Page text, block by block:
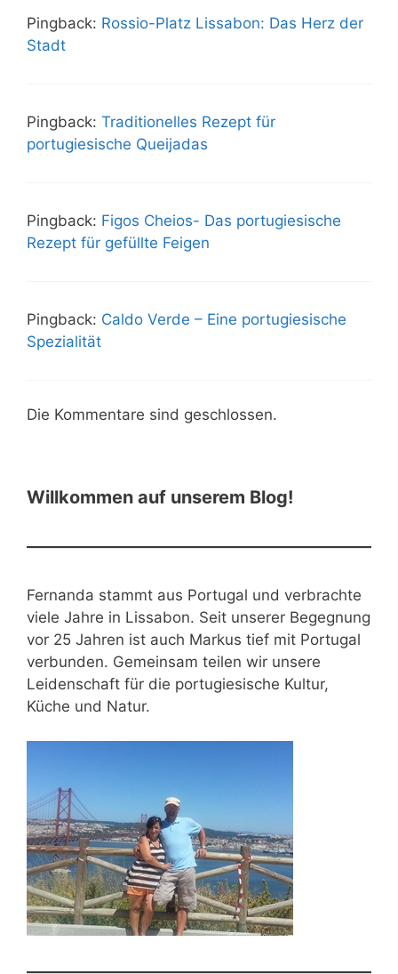
Pingback: Rossio-Platz Lissabon: Das Herz der
Stadt
Pingback: Traditionelles Rezept für
portugiesische Queijadas
Pingback: Figos Cheios- Das portugiesische
Rezept für gefüllte Feigen
Pingback: Caldo Verde – Eine portugiesische
Spezialität
Die Kommentare sind geschlossen.
Willkommen auf unserem Blog!
Fernanda stammt aus Portugal und verbrachte
viele Jahre in Lissabon. Seit unserer Begegnung
vor 25 Jahren ist auch Markus tief mit Portugal
verbunden. Gemeinsam teilen wir unsere
Leidenschaft für die portugiesische Kultur,
Küche und Natur.